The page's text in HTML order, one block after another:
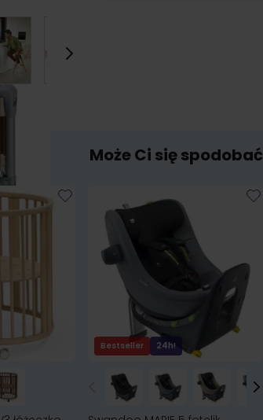
Może Ci się spodobać
Bestseller 24h!